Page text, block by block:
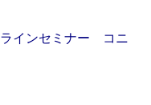
ラインセミナー コニ